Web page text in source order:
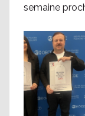
semaine